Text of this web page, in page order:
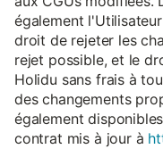
également
droit de rejeter les
rejet possible, et le
Holidu sans frais à
des changements
également
contrat mis à jour à